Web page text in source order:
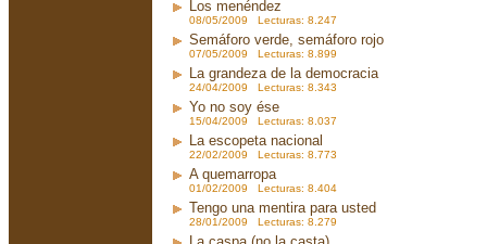
Los menéndez
08/05/2009 Lecturas: 8.247
Semáforo verde, semáforo rojo
07/05/2009 Lecturas: 8.899
La grandeza de la democracia
24/04/2009 Lecturas: 8.343
Yo no soy ése
15/04/2009 Lecturas: 8.037
La escopeta nacional
22/02/2009 Lecturas: 8.773
A quemarropa
01/02/2009 Lecturas: 8.404
Tengo una mentira para usted
28/01/2009 Lecturas: 8.279